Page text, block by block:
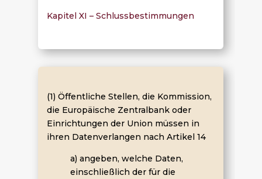
Kapitel XI – Schlussbestimmungen
(1) Öffentliche Stellen, die Kommission,
die Europäische Zentralbank oder
Einrichtungen der Union müssen in
ihren Datenverlangen nach Artikel 14
a) angeben, welche Daten,
einschließlich der für die